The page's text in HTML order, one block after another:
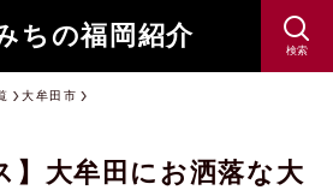
ちの福岡紹介 検索
大牟田市
】大牟田にお洒落な大